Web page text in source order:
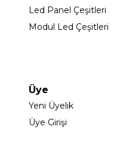
Led Panel Çeşitleri
Modul Led Çeşitleri
Üye
Yeni Üyelik
Üye Girişi